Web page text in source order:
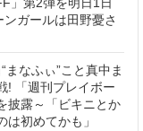
」第2弾を明日1日
ガールは田野憂さ
まなふぃ”こと真中ま
! 「週刊プレイボー
披露～「ビキニとか
初めてかも」